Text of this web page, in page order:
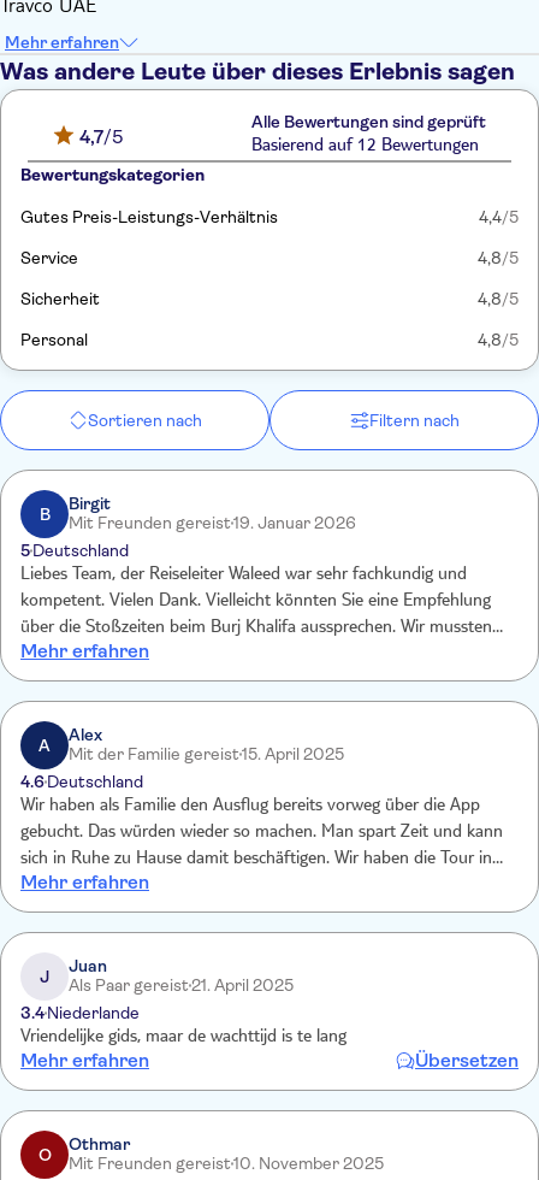
Mehr erfahren
Was andere Leute über dieses Erlebnis sagen
4,7/5
Alle Bewertungen sind geprüft
Basierend auf 12 Bewertungen
Bewertungskategorien
Gutes Preis-Leistungs-Verhältnis 4,4/5
Service 4,8/5
Sicherheit 4,8/5
Personal 4,8/5
Sortieren nach Filtern nach
B
Birgit
Mit Freunden gereist19. Januar 2026
5Deutschland
Liebes Team, der Reiseleiter Waleed war sehr fachkundig und
kompetent. Vielen Dank. Vielleicht könnten Sie eine Empfehlung
über die Stoßzeiten beim Burj Khalifa aussprechen. Wir mussten
fasst zwei Stunden in der Warteschlange stehen, was altersbedingt
nicht von Vorteil ist. Um 13 Uhr gab es keine Wartezeit mehr. Das
wäre besser gewesen.
Mehr erfahren
A
Alex
Mit der Familie gereist15. April 2025
4.6Deutschland
Wir haben als Familie den Ausflug bereits vorweg über die App
gebucht. Das würden wieder so machen. Man spart Zeit und kann
sich in Ruhe zu Hause damit beschäftigen. Wir haben die Tour in
Deutsch gebucht, dass war ebenfalls sehr gut. Zumal hatten wir den
sehr netten Reiseführer für uns alleine. Der Burj Khalifa und die
Mall sind sehr beeindruckend. Direkt bei den Fontainen war die
Schokolodadenverkostung inkl. Getränke. Prima, zumal man sich
auch was anderes zu Essen aussuchen konnte.
Mehr erfahren
J
Juan
Als Paar gereist21. April 2025
3.4Niederlande
Vriendelijke gids, maar de wachttijd is te lang
Mehr erfahren Übersetzen
O
Othmar
Mit Freunden gereist10. November 2025